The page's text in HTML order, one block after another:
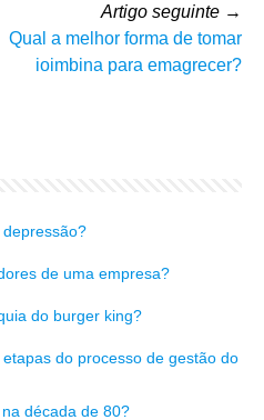
Artigo seguinte →
Qual a melhor forma de tomar
ioimbina para emagrecer?
de uma empresa?
do burger king?
do processo de gestão do
década de 80?